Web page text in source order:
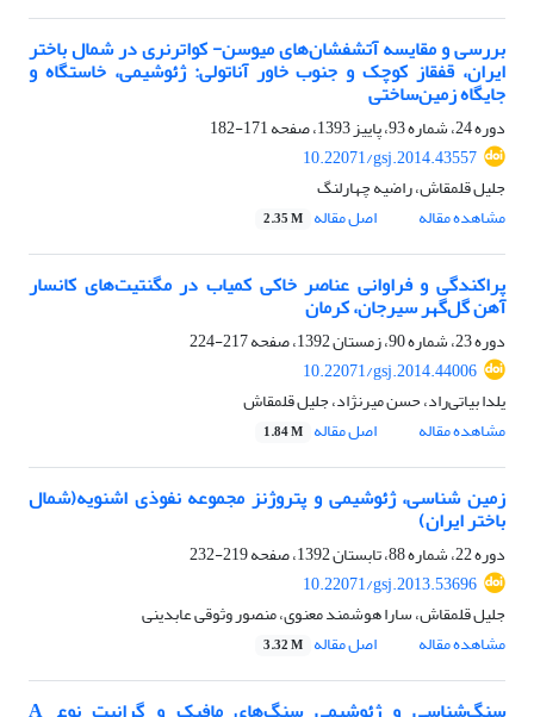
بررسی و مقایسه آتشفشان‌های میوسن- کواترنری در شمال‌ باختر
ایران، قفقاز کوچک و جنوب خاور آناتولی: ژئوشیمی،‌ خاستگاه و
جایگاه زمین‌ساختی
دوره 24، شماره 93، پاییز 1393، صفحه
171-182
10.22071/gsj.2014.43557
جلیل قلمقاش، راضیه چهارلنگ
مشاهده مقاله
اصل مقاله 2.35 M
پراکندگی و فراوانی عناصر خاکی کمیاب در مگنتیت‌های کانسار
آهن گل‌گهر سیرجان، کرمان
دوره 23، شماره 90، زمستان 1392، صفحه
217-224
10.22071/gsj.2014.44006
یلدا بیاتی‌راد، حسن میرنژاد، جلیل قلمقاش
مشاهده مقاله
اصل مقاله 1.84 M
زمین شناسی، ژئوشیمی و پتروژنز مجموعه نفوذی اشنویه(شمال
باختر ایران)
دوره 22، شماره 88، تابستان 1392، صفحه
219-232
10.22071/gsj.2013.53696
جلیل قلمقاش، سارا هوشمند معنوی، منصور وثوقی عابدینی
مشاهده مقاله
اصل مقاله 3.32 M